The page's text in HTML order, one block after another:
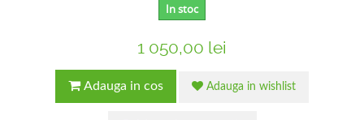
In stoc
1 050,00 lei
Adauga in cos Adauga in wishlist